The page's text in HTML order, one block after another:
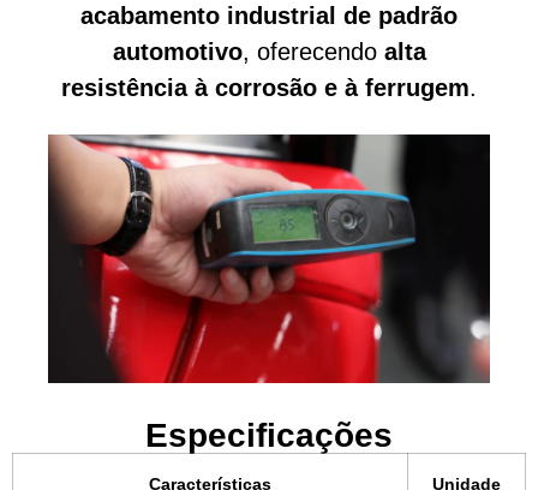
acabamento industrial de padrão
automotivo, oferecendo alta
resistência à corrosão e à ferrugem.
Especificações
Características Unidade